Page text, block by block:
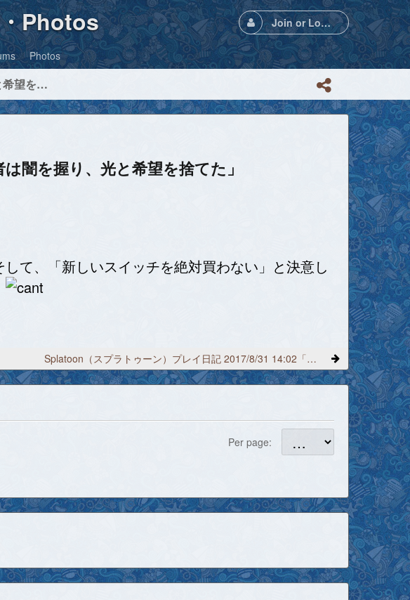
Photos Join or Login
Photos
Splatoon（スプラトゥーン）プレイ日記 2017/8/30 11:44「運営者は闇を握り、光と希望を捨てた」
闇を握り、光と希望を捨てた」
て、「新しいスイッチを絶対買わない」と決意し
Splatoon（スプラトゥーン）プレイ日記 2017/8/31 14:02「ミーバースがなくなる理由が分からん」
Per page: